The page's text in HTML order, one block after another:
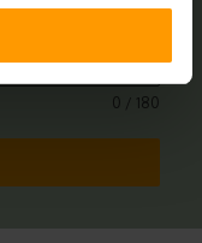
0 / 180